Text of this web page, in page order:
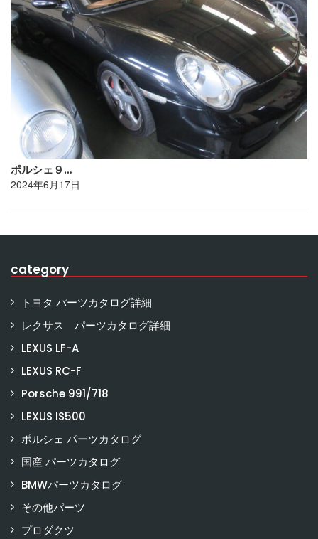
ポルシェ９…
2024年6月17日
category
トヨタ パーツカタログ詳細
レクサス パーツカタログ詳細
LEXUS LF-A
LEXUS RC-F
Porsche 991/718
LEXUS IS500
ポルシェ パーツカタログ
国産 パーツカタログ
BMWパーツカタログ
その他パーツ
プロダクツ